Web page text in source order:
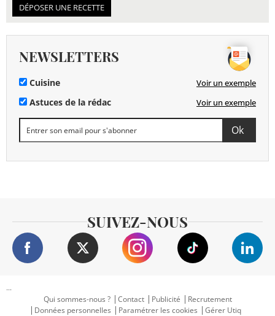
DÉPOSER UNE RECETTE
NEWSLETTERS
Cuisine Voir un exemple
Astuces de la rédac Voir un exemple
SUIVEZ-NOUS
...
Qui sommes-nous ?
Contact Publicité
Recrutement
Données personnelles
Paramétrer les cookies Gérer Utiq